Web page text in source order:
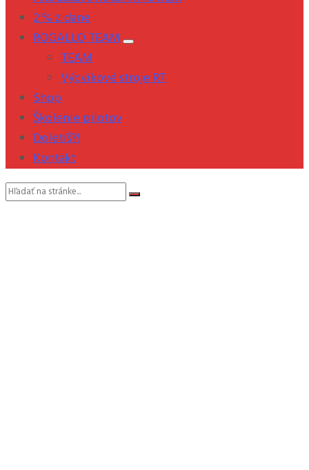
2 % z dane
ROGALLO TEAM
TEAM
Výcvikové stroje RT
Shop
Školenie pilotov
Doletíš?!
Kontakt
Vyhľadávanie: